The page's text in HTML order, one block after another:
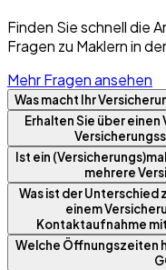
Finden Sie schnell die
Fragen zu Maklern in
Mehr Fragen ansehen
Was macht Ihr
Erhalten Sie über
Ist ein
mehrere
Was ist der Unterschied
einem
Kontaktaufnahme
Welche Öffnungszeiten